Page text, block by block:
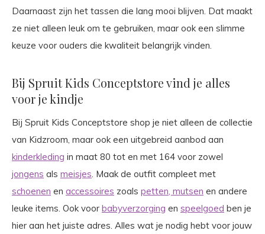
Daarnaast zijn het tassen die lang mooi blijven. Dat maakt
ze niet alleen leuk om te gebruiken, maar ook een slimme
keuze voor ouders die kwaliteit belangrijk vinden.
Bij Spruit Kids Conceptstore vind je alles
voor je kindje
Bij Spruit Kids Conceptstore shop je niet alleen de collectie
van Kidzroom, maar ook een uitgebreid aanbod aan
kinderkleding in maat 80 tot en met 164 voor zowel
jongens als meisjes. Maak de outfit compleet met
schoenen en accessoires zoals petten, mutsen en andere
leuke items. Ook voor babyverzorging en speelgoed ben je
hier aan het juiste adres. Alles wat je nodig hebt voor jouw